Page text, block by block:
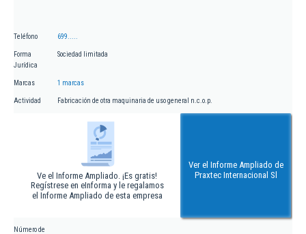
Teléfono 699.....
Forma
Jurídica
Sociedad limitada
Marcas 1 marcas
Actividad Fabricación de otra maquinaria de uso general n.c.o.p.
Ve el Informe Ampliado. ¡Es gratis!
Regístrese en eInforma y le regalamos
el Informe Ampliado de esta empresa
Ver el Informe Ampliado de
Praxtec Internacional Sl
Número de